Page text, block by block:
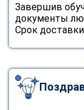
Завершив
документы
Срок